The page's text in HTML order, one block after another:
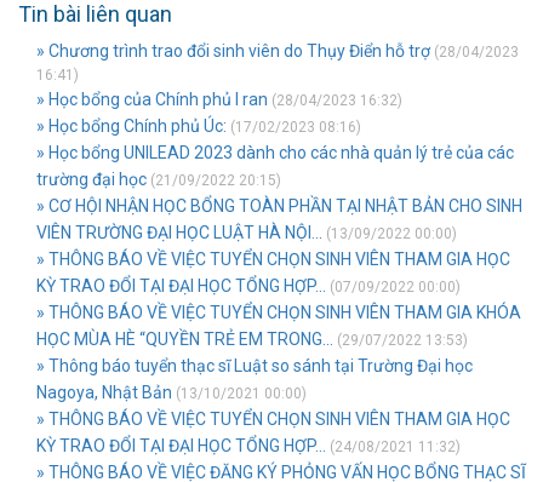
Tin bài liên quan
» Chương trình trao đổi sinh viên do Thụy Điển hỗ trợ(28/04/2023
16:41)
» Học bổng của Chính phủ I ran (28/04/2023 16:32)
» Học bổng Chính phủ Úc: (17/02/2023 08:16)
» Học bổng UNILEAD 2023 dành cho các nhà quản lý trẻ của các
trường đại học (21/09/2022 20:15)
» CƠ HỘI NHẬN HỌC BỔNG TOÀN PHẦN TẠI NHẬT BẢN CHO SINH
VIÊN TRƯỜNG ĐẠI HỌC LUẬT HÀ NỘI...
(13/09/2022 00:00)
» THÔNG BÁO VỀ VIỆC TUYỂN CHỌN SINH VIÊN THAM GIA HỌC
KỲ TRAO ĐỔI TẠI ĐẠI HỌC TỔNG HỢP...
(07/09/2022 00:00)
» THÔNG BÁO VỀ VIỆC TUYỂN CHỌN SINH VIÊN THAM GIA KHÓA
HỌC MÙA HÈ “QUYỀN TRẺ EM TRONG...
(29/07/2022 13:53)
» Thông báo tuyển thạc sĩ Luật so sánh tại Trường Đại học
Nagoya, Nhật Bản (13/10/2021 00:00)
» THÔNG BÁO VỀ VIỆC TUYỂN CHỌN SINH VIÊN THAM GIA HỌC
KỲ TRAO ĐỔI TẠI ĐẠI HỌC TỔNG HỢP...
(24/08/2021 11:32)
» THÔNG BÁO VỀ VIỆC ĐĂNG KÝ PHỎNG VẤN HỌC BỔNG THẠC SĨ